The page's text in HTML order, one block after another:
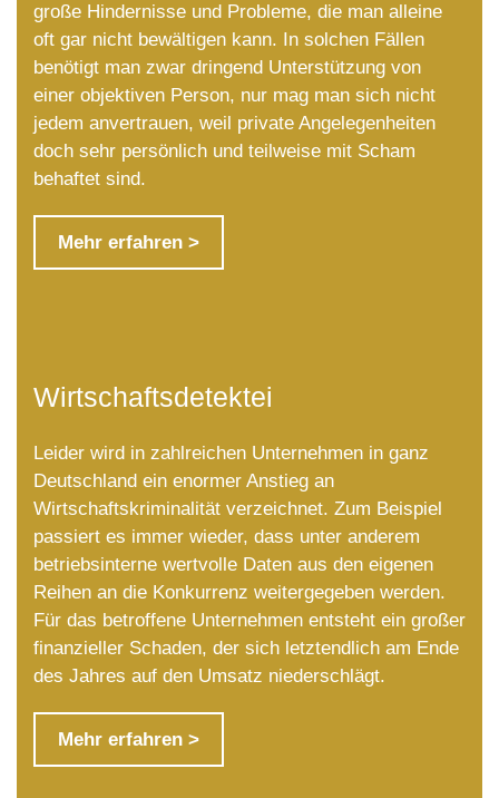
große Hindernisse und Probleme, die man alleine
oft gar nicht bewältigen kann. In solchen Fällen
benötigt man zwar dringend Unterstützung von
einer objektiven Person, nur mag man sich nicht
jedem anvertrauen, weil private Angelegenheiten
doch sehr persönlich und teilweise mit Scham
behaftet sind.
Mehr erfahren >
Wirtschaftsdetektei
Leider wird in zahlreichen Unternehmen in ganz
Deutschland ein enormer Anstieg an
Wirtschaftskriminalität verzeichnet. Zum Beispiel
passiert es immer wieder, dass unter anderem
betriebsinterne wertvolle Daten aus den eigenen
Reihen an die Konkurrenz weitergegeben werden.
Für das betroffene Unternehmen entsteht ein großer
finanzieller Schaden, der sich letztendlich am Ende
des Jahres auf den Umsatz niederschlägt.
Mehr erfahren >